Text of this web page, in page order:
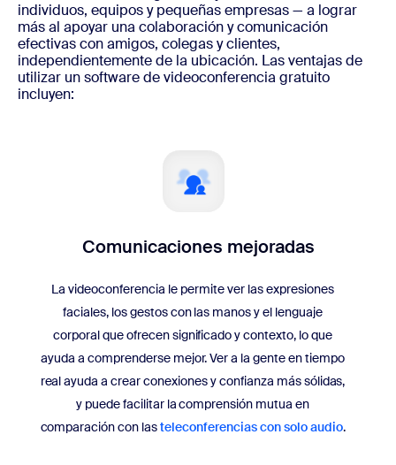
individuos, equipos y pequeñas empresas — a lograr
más al apoyar una colaboración y comunicación
efectivas con amigos, colegas y clientes,
independientemente de la ubicación. Las ventajas de
utilizar un software de videoconferencia gratuito
incluyen:
Comunicaciones mejoradas
La videoconferencia le permite ver las expresiones
faciales, los gestos con las manos y el lenguaje
corporal que ofrecen significado y contexto, lo que
ayuda a comprenderse mejor. Ver a la gente en tiempo
real ayuda a crear conexiones y confianza más sólidas,
y puede facilitar la comprensión mutua en
comparación con lasteleconferencias con solo audio.